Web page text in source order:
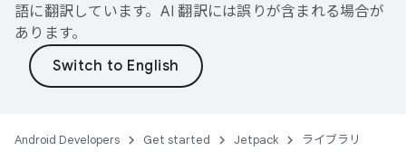
語に翻訳しています。AI 翻訳には誤りが含まれる場合が
あります。
Android Developers Get started Jetpack ライブラリ